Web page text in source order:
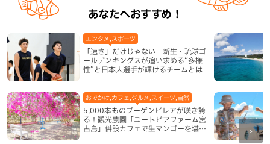
あなたへおすすめ！
「速さ」だけじゃない 新生・琉球ゴ
ールデンキングスが追い求める“多様
性”と日本人選手が輝けるチームとは
エンタメ,スポーツ
5,000本ものブーゲンビレアが咲き誇
る！観光農園「ユートピアファーム宮
古島」併設カフェで生マンゴーを堪能
おでかけ,カフェ,グルメ,スイーツ,自然